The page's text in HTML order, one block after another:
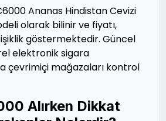
Ananas Hindistan Cevizi
olarak bilinir ve fiyatı,
göstermektedir. Güncel
elektronik sigara
çevrimiçi mağazaları kontrol
Alırken Dikkat